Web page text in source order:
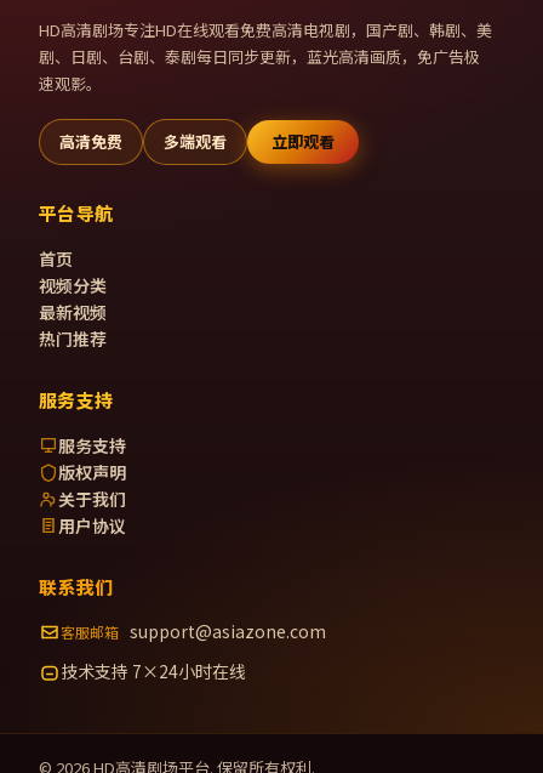
HD高清剧场专注HD在线观看免费高清电视剧，国产剧、韩剧、美
剧、日剧、台剧、泰剧每日同步更新，蓝光高清画质，免广告极
速观影。
高清免费 多端观看 立即观看
平台导航
首页
视频分类
最新视频
热门推荐
服务支持
服务支持
版权声明
关于我们
用户协议
联系我们
客服邮箱 support@asiazone.com
技术支持 7×24小时在线
© 2026HD高清剧场平台. 保留所有权利.